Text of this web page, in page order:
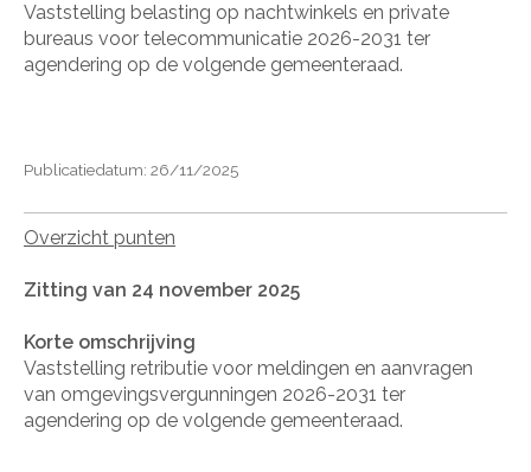
Vaststelling belasting op nachtwinkels en private
bureaus voor telecommunicatie 2026-2031 ter
agendering op de volgende gemeenteraad.
Publicatiedatum: 26/11/2025
Overzicht punten
Zitting van 24 november 2025
Korte omschrijving
Vaststelling retributie voor meldingen en aanvragen
van omgevingsvergunningen 2026-2031 ter
agendering op de volgende gemeenteraad.